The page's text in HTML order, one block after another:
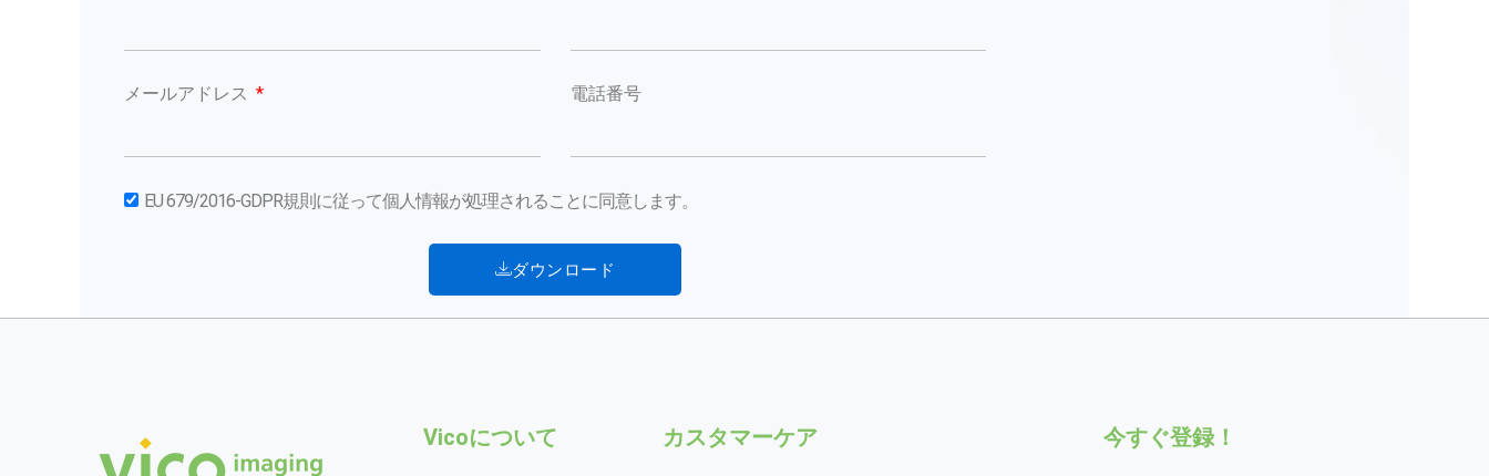
メールアドレス 電話番号
EU 679/2016-GDPR規則に従って個人情報が処理されることに同意します。
ダウンロード
Vicoについて カスタマーケア 今すぐ登録！